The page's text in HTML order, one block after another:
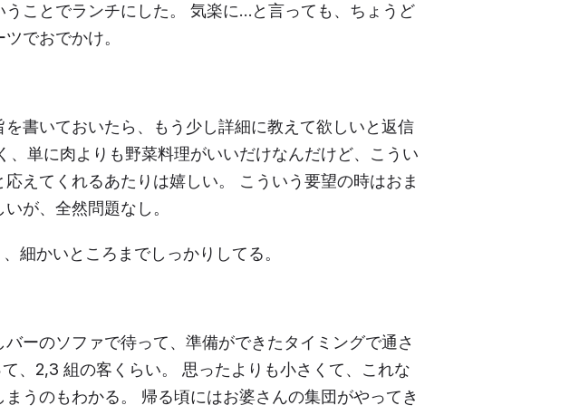
うことでランチにした。 気楽に…と言っても、ちょうど
でおでかけ。
書いておいたら、もう少し詳細に教えて欲しいと返信
、単に肉よりも野菜料理がいいだけなんだけど、こうい
えてくれるあたりは嬉しい。 こういう要望の時はおま
が、全然問題なし。
細かいところまでしっかりしてる。
ーのソファで待って、準備ができたタイミングで通さ
、2,3 組の客くらい。 思ったよりも小さくて、これな
うのもわかる。 帰る頃にはお婆さんの集団がやってき